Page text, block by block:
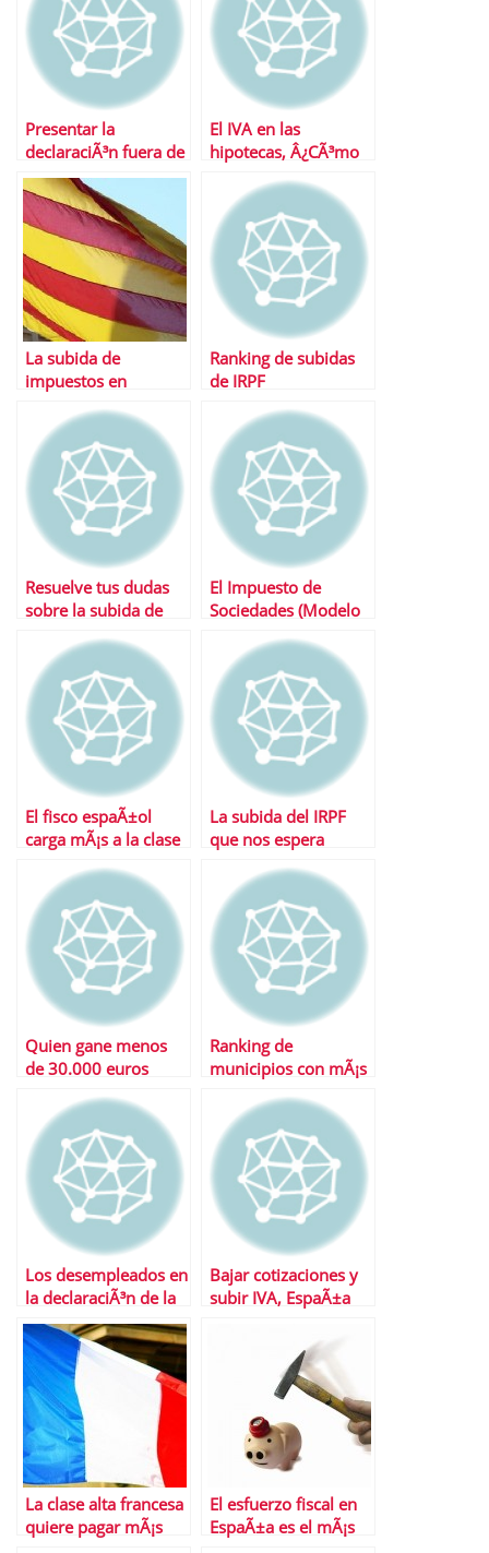
Presentar la
declaraciÃ³n fuera de
plazo
El IVA en las
hipotecas, Â¿CÃ³mo
La subida de
impuestos en
EspaÃ±a?
Ranking de subidas
de IRPF
Resuelve tus dudas
sobre la subida de
El Impuesto de
Sociedades (Modelo
con la
AdministraciÃ³n por
Internet
El fisco espaÃ±ol
carga mÃ¡s a la clase
empresas
La subida del IRPF
que nos espera
Quien gane menos
de 30.000 euros
desgravÃ¡ndose la
vivienda en 2011
Ranking de
municipios con mÃ¡s
Los desempleados en
la declaraciÃ³n de la
renta
Bajar cotizaciones y
subir IVA, EspaÃ±a
La clase alta francesa
quiere pagar mÃ¡s
El esfuerzo fiscal en
EspaÃ±a es el mÃ¡s